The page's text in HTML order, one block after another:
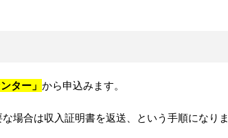
ター」 から申込みます。
場合は収入証明書を返送、という手順になり